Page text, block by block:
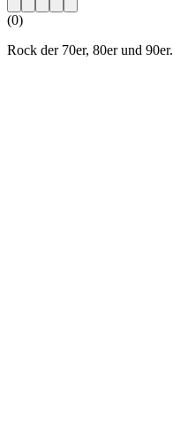
(0)
Rock der 70er, 80er und 90er.